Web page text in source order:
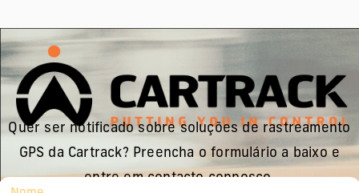
Quer ser notificado sobre soluções de rastreamento
GPS da Cartrack? Preencha o formulário a baixo e
entre em contacto connosco.